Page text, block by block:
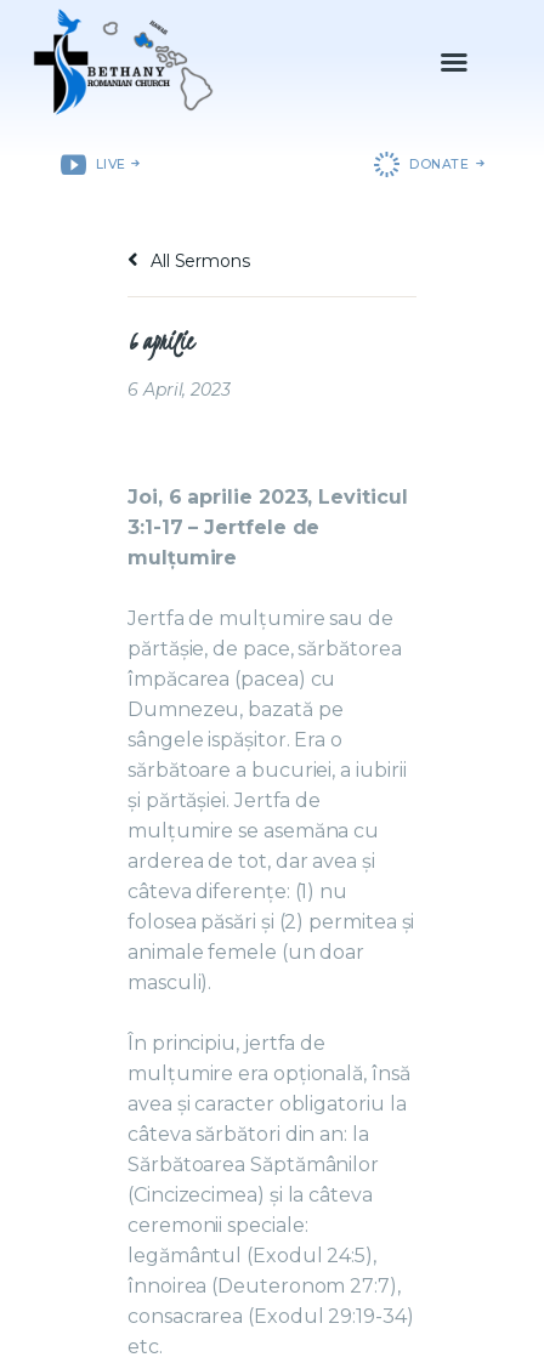
LIVE DONATE
ACASǍ
RESURSE
CONTACT
All Sermons
6 aprilie
6 April, 2023
Joi, 6 aprilie 2023, Leviticul
3:1-17 – Jertfele de
mulțumire
Jertfa de mulțumire sau de
părtășie, de pace, sărbătorea
împăcarea (pacea) cu
Dumnezeu, bazată pe
sângele ispășitor. Era o
sărbătoare a bucuriei, a iubirii
și părtășiei. Jertfa de
mulțumire se asemăna cu
arderea de tot, dar avea și
câteva diferențe: (1) nu
folosea păsări și (2) permitea și
animale femele (un doar
masculi).
În principiu, jertfa de
mulțumire era opțională, însă
avea și caracter obligatoriu la
câteva sărbători din an: la
Sărbătoarea Săptămânilor
(Cincizecimea) și la câteva
ceremonii speciale:
legământul (Exodul 24:5),
înnoirea (Deuteronom 27:7),
consacrarea (Exodul 29:19-34)
etc.